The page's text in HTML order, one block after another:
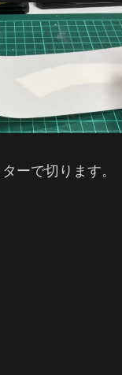
ーで切ります。